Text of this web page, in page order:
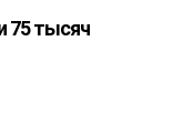
75 тысяч